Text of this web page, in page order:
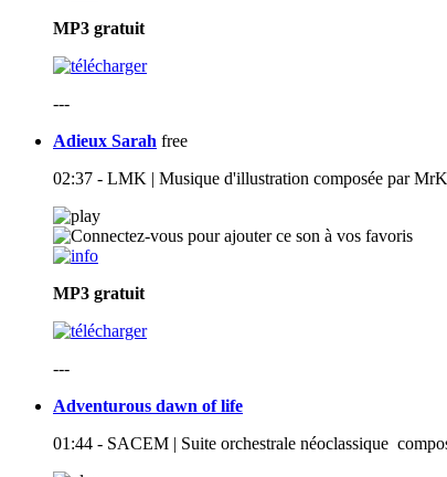
MP3 gratuit
---
Adieux Sarah free
02:37 - LMK | Musique d'illustration composée par
MP3 gratuit
---
Adventurous dawn of life
01:44 - SACEM | Suite orchestrale néoclassique